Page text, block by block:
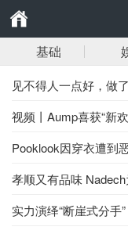
基础
见不得人一点好，做
视频丨Aump喜获“新
睡？
Pooklook因穿衣遭到
孝顺又有品味
实力演绎“断崖式分手